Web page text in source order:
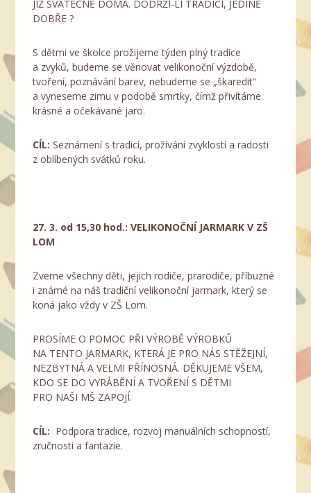
JIŽ SVÁTEČNĚ DOMA. DODRŽÍ-LI TRADICI, JEDINĚ
DOBŘE ?
S dětmi ve školce prožijeme týden plný tradice
a zvyků, budeme se věnovat velikonoční výzdobě,
tvoření, poznávání barev, nebudeme se „škaredit“
a vyneseme zimu v podobě smrtky, čímž přivítáme
krásné a očekávané jaro.
CÍL:Seznámení s tradicí, prožívání zvyklostí a radosti
z oblíbených svátků roku.
27. 3. od 15,30 hod.: VELIKONOČNÍ JARMARK V ZŠ
LOM
Zveme všechny děti, jejich rodiče, prarodiče, příbuzné
i známé na náš tradiční velikonoční jarmark, který se
koná jako vždy v ZŠ Lom.
PROSÍME O POMOC PŘI VÝROBĚ VÝROBKŮ
NA TENTO JARMARK, KTERÁ JE PRO NÁS STĚŽEJNÍ,
NEZBYTNÁ A VELMI PŘÍNOSNÁ. DĚKUJEME VŠEM,
KDO SE DO VYRÁBĚNÍ A TVOŘENÍ S DĚTMI
PRO NAŠI MŠ ZAPOJÍ.
CÍL: Podpora tradice, rozvoj manuálních schopností,
zručnosti a fantazie.